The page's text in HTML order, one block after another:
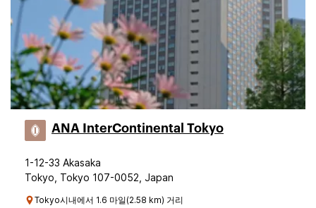
ANA InterContinental Tokyo
1-12-33 Akasaka
Tokyo, Tokyo 107-0052, Japan
Tokyo시내에서 1.6 마일(2.58 km) 거리